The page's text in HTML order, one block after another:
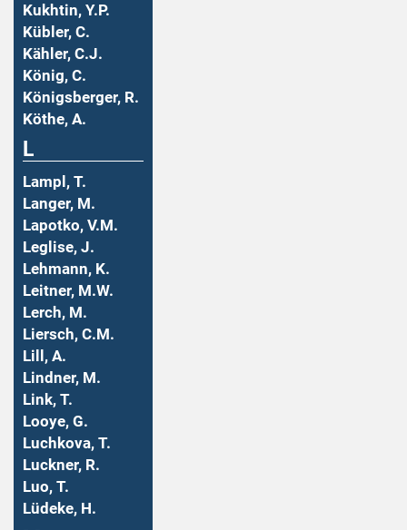
Kukhtin, Y.P.
Kübler, C.
Kähler, C.J.
König, C.
Königsberger, R.
Köthe, A.
L
Lampl, T.
Langer, M.
Lapotko, V.M.
Leglise, J.
Lehmann, K.
Leitner, M.W.
Lerch, M.
Liersch, C.M.
Lill, A.
Lindner, M.
Link, T.
Looye, G.
Luchkova, T.
Luckner, R.
Luo, T.
Lüdeke, H.